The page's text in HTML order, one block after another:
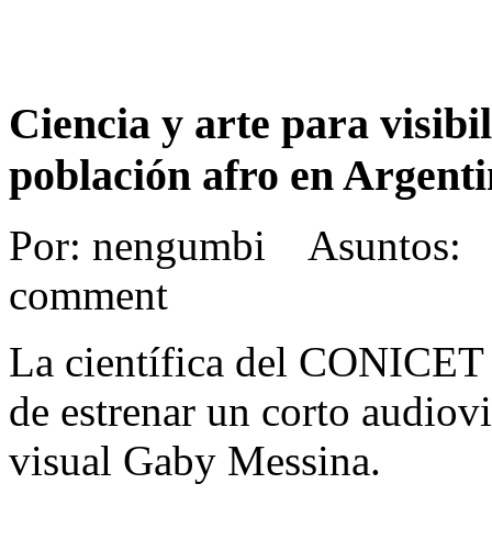
Ciencia y arte para
población afro en
Por: nengumbi
comment
La científica del CONICET
de estrenar un corto
visual Gaby Messina.